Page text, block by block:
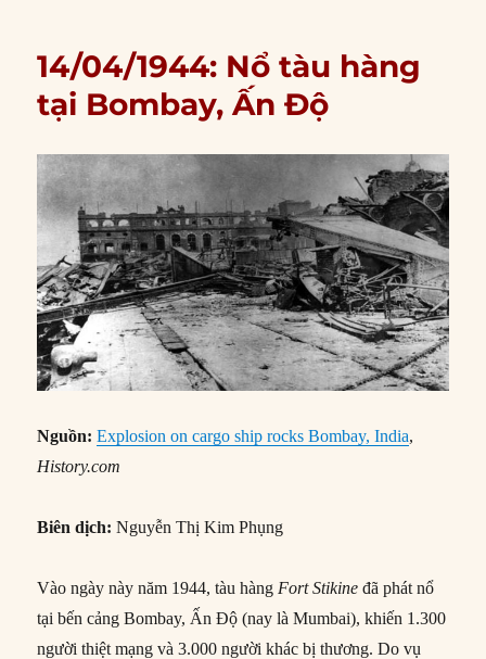
14/04/1944: Nổ tàu hàng
tại Bombay, Ấn Độ
Nguồn: Explosion on cargo ship rocks Bombay, India,
History.com
Biên dịch:Nguyễn Thị Kim Phụng
Vào ngày này năm 1944, tàu hàng Fort Stikine đã phát nổ
tại bến cảng Bombay, Ấn Độ (nay là Mumbai), khiến 1.300
người thiệt mạng và 3.000 người khác bị thương. Do vụ